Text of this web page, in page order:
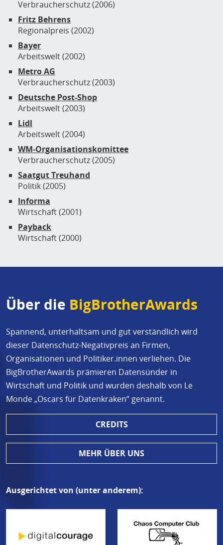
Verbraucherschutz (2006)
Fritz Behrens
Regionalpreis (2002)
Bayer
Arbeitswelt (2002)
Metro AG
Verbraucherschutz (2003)
Deutsche Post-Shop
Arbeitswelt (2003)
Lidl
Arbeitswelt (2004)
WM-Organisationskomittee
Verbraucherschutz (2005)
Saatgut Treuhand
Politik (2005)
Informa
Wirtschaft (2001)
Payback
Wirtschaft (2000)
Über die BigBrotherAwards
Spannend, unterhaltsam und gut verständlich wird
dieser Datenschutz-Negativpreis an Firmen,
Organisationen und Politiker.innen verliehen. Die
BigBrotherAwards prämieren Datensünder in
Wirtschaft und Politik und wurden deshalb von Le
Monde „Oscars für Datenkraken“ genannt.
CREDITS
MEHR ÜBER UNS
Ausgerichtet von (unter anderem):